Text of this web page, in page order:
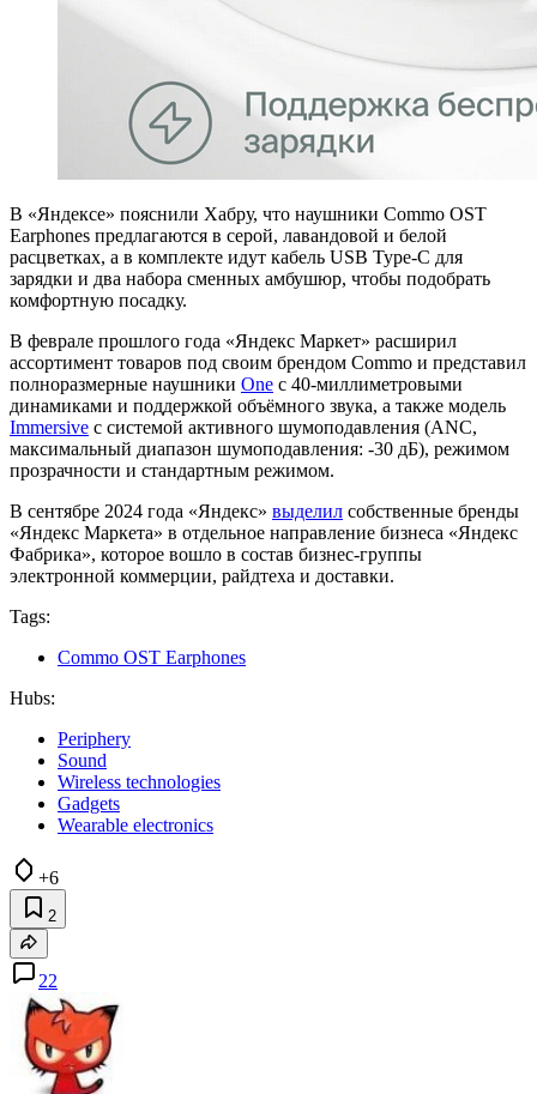
В «Яндексе» пояснили Хабру, что наушники Commo OST
Earphones предлагаются в серой, лавандовой и белой
расцветках, а в комплекте идут кабель USB Type‑C для
зарядки и два набора сменных амбушюр, чтобы подобрать
комфортную посадку.
В феврале прошлого года «Яндекс Маркет» расширил
ассортимент товаров под своим брендом Commo и представил
полноразмерные наушники One с 40-миллиметровыми
динамиками и поддержкой объёмного звука, а также модель
Immersive с системой активного шумоподавления (ANC,
максимальный диапазон шумоподавления: -30 дБ), режимом
прозрачности и стандартным режимом.
В сентябре 2024 года «Яндекс» выделил собственные бренды
«Яндекс Маркета» в отдельное направление бизнеса «Яндекс
Фабрика», которое вошло в состав бизнес‑группы
электронной коммерции, райдтеха и доставки.
Tags:
Commo OST Earphones
Hubs:
Periphery
Sound
Wireless technologies
Gadgets
Wearable electronics
+6
2
22